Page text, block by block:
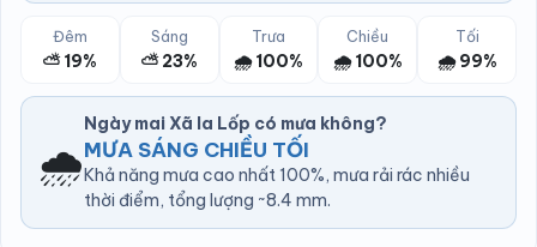
Đêm
⛅ 19%
Sáng
⛅ 23%
Trưa
🌧️ 100%
Chiều
🌧️ 100%
Tối
🌧️ 99%
🌧️
Ngày mai Xã Ia Lốp có mưa không?
MƯA SÁNG CHIỀU TỐI
Khả năng mưa cao nhất 100%, mưa rải rác nhiều
thời điểm, tổng lượng ~8.4 mm.